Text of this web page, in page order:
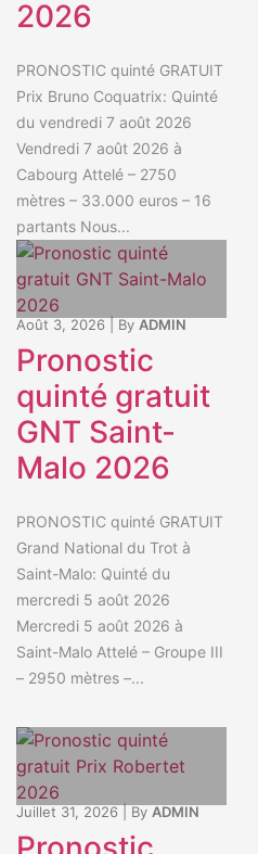
2026
PRONOSTIC quinté GRATUIT
Prix Bruno Coquatrix: Quinté
du vendredi 7 août 2026
Vendredi 7 août 2026 à
Cabourg Attelé – 2750
mètres – 33.000 euros – 16
partants Nous...
Août 3, 2026 By ADMIN
Pronostic
quinté gratuit
GNT Saint-
Malo 2026
PRONOSTIC quinté GRATUIT
Grand National du Trot à
Saint-Malo: Quinté du
mercredi 5 août 2026
Mercredi 5 août 2026 à
Saint-Malo Attelé – Groupe III
– 2950 mètres –...
Juillet 31, 2026 By ADMIN